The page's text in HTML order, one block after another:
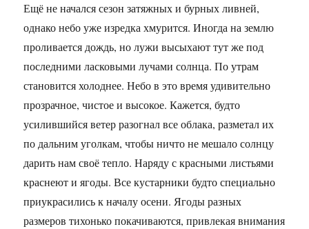
Ещё не начался сезон затяжных и бурных ливней,
однако небо уже изредка хмурится. Иногда на землю
проливается дождь, но лужи высыхают тут же под
последними ласковыми лучами солнца. По утрам
становится холоднее. Небо в это время удивительно
прозрачное, чистое и высокое. Кажется, будто
усилившийся ветер разогнал все облака, разметал их
по дальним уголкам, чтобы ничто не мешало солнцу
дарить нам своё тепло. Наряду с красными листьями
краснеют и ягоды. Все кустарники будто специально
приукрасились к началу осени. Ягоды разных
размеров тихонько покачиваются, привлекая внимания